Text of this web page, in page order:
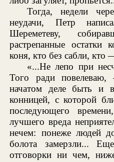
Тогда, недели
неудачи, Петр
Шереметеву,
растрепанные остатки
коня, кто без сабли, кто
«...Не лепо при
Того ради
начатом деле быть и
конницей, с которой
последующего
лучшего вреда
нечем: понеже людей
болота замерзли...
отговорки ни чем,